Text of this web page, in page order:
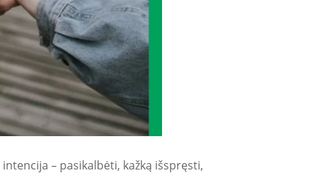
– pasikalbėti, kažką išspręsti,